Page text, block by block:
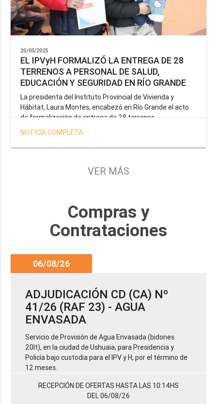
20/05/2025
EL IPVyH FORMALIZÓ LA ENTREGA DE 28
TERRENOS A PERSONAL DE SALUD,
EDUCACIÓN Y SEGURIDAD EN RÍO GRANDE
La presidenta del Instituto Provincial de Vivienda y
Hábitat, Laura Montes, encabezó en Río Grande el acto
de formalización de entrega de 28 terrenos
correspondientes a la operatoria especial anunciada por
el Gobernador Gustavo Melella, la cual tiene como
objetivo brindar una solución habitacional a docentes,
Provincia y del Servicio Penitenciario.
NOTICIA COMPLETA
VER MÁS
Compras y
Contrataciones
06/08/26
ADJUDICACIÓN CD (CA) Nº
41/26 (RAF 23) - AGUA
ENVASADA
Servicio de Provisión de Agua Envasada (bidones
20lt), en la ciudad de Ushuaia, para Presidencia y
Policía bajo custodia para el IPV y H, por el término de
12 meses.
RECEPCIÓN DE OFERTAS HASTA LAS 10:14HS
DEL 06/08/26